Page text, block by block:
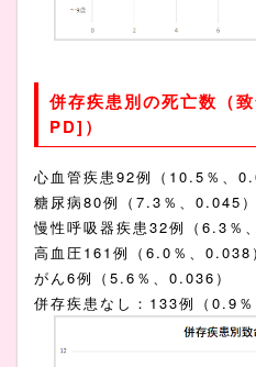
併存疾患別の死亡数（
PD]）
心血管疾患92例（10.5％、
糖尿病80例（7.3％、0.045）
慢性呼吸器疾患32例（6.3％
高血圧161例（6.0％、0.038
がん6例（5.6％、0.036）
併存疾患なし：133例（0.9％